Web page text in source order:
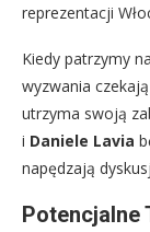
reprezentacji
Kiedy patrzymy
wyzwania
utrzyma swoją
i Daniele Lavia
napędzają
Potencjalne